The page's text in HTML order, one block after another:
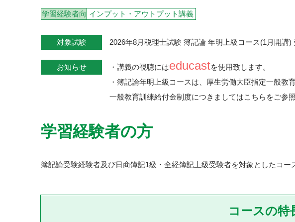
学習経験者向 インプット・アウトプット講義
対象試験 2026年8月税理士試験 簿記論 年明上級コース(1月開講)
お知らせ ・講義の視聴にはeducastを使用致します。
・簿記論年明上級コースは、厚生労働大臣指定一般教
一般教育訓練給付金制度につきましてはこちらをご参
学習経験者の方
簿記論受験経験者及び日商簿記1級・全経簿記上級受験者を対象としたコー
コースの特